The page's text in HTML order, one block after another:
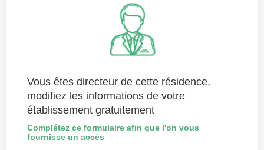
Vous êtes directeur de cette résidence,
modifiez les informations de votre
établissement gratuitement
Complétez ce formulaire afin que l'on vous
fournisse un accès